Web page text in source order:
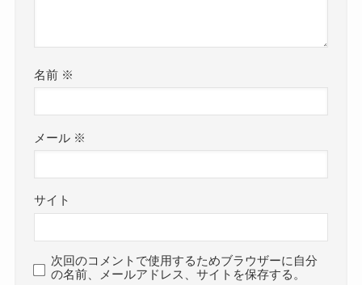
名前 ※
メール ※
サイト
次回のコメントで使用するためブラウザーに自分
の名前、メールアドレス、サイトを保存する。